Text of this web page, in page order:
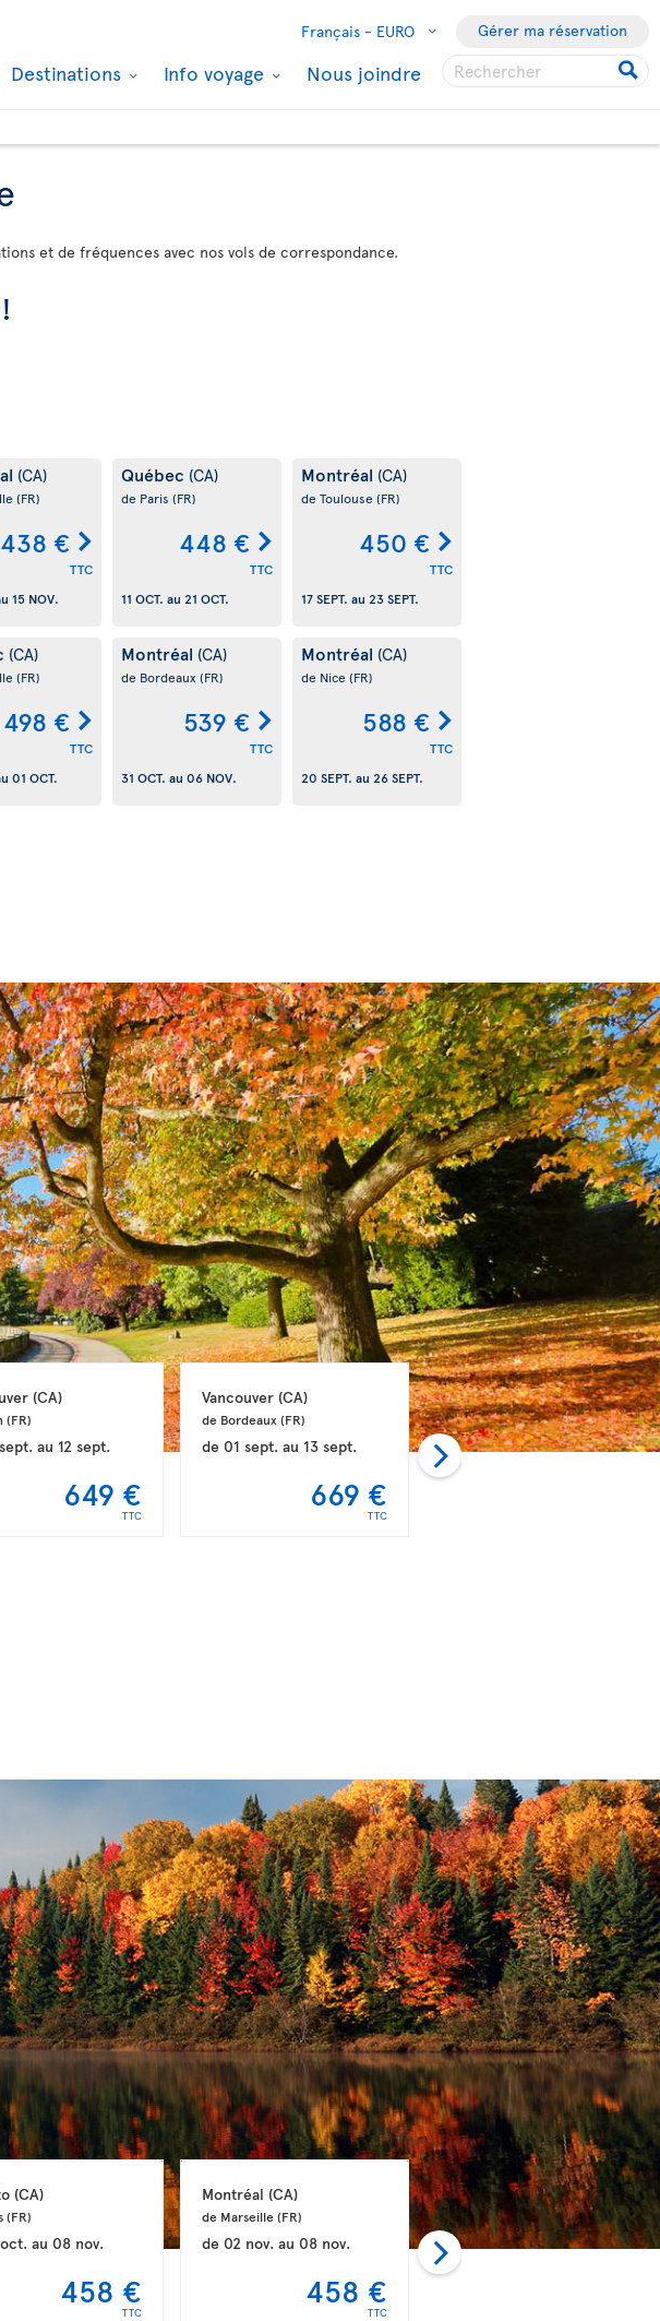
Français - EURO Gérer ma réservation
Destinations Info voyage Nous joindre
et de fréquences avec nos vols de correspondance.
(CA)
(FR)
438 €
TTC
15 NOV.
Québec (CA)
de Paris (FR)
448 €
TTC
11 OCT. au 21 OCT.
Montréal (CA)
de Toulouse (FR)
450 €
TTC
17 SEPT. au 23 SEPT.
(CA)
(FR)
498 €
TTC
01 OCT.
Montréal (CA)
de Bordeaux (FR)
539 €
TTC
31 OCT. au 06 NOV.
Montréal (CA)
de Nice (FR)
588 €
TTC
20 SEPT. au 26 SEPT.
(CA)
(FR)
au 12 sept.
649 €
TTC
Vancouver (CA)
de Bordeaux (FR)
de 01 sept. au 13 sept.
669 €
TTC
Calgary (CA)
de Bordeaux (FR)
de01 sept.au11 sept.
(CA)
(FR)
au 08 nov.
458 €
TTC
Montréal (CA)
de Marseille (FR)
de 02 nov. au 08 nov.
458 €
TTC
Montréal (CA)
de Lyon (FR)
de22 oct.au06 nov.